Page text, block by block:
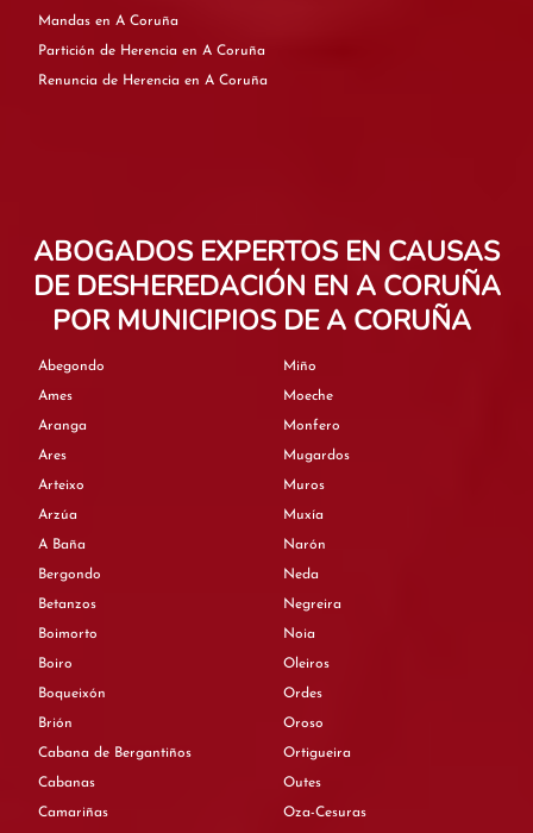
Mandas en A Coruña
Partición de Herencia en A Coruña
Renuncia de Herencia en A Coruña
ABOGADOS EXPERTOS EN CAUSAS
DE DESHEREDACIÓN EN A CORUÑA
POR MUNICIPIOS DE A CORUÑA
Abegondo
Ames
Aranga
Ares
Arteixo
Arzúa
A Baña
Bergondo
Betanzos
Boimorto
Boiro
Boqueixón
Brión
Cabana de Bergantiños
Cabanas
Camariñas
Miño
Moeche
Monfero
Mugardos
Muros
Muxía
Narón
Neda
Negreira
Noia
Oleiros
Ordes
Oroso
Ortigueira
Outes
Oza-Cesuras